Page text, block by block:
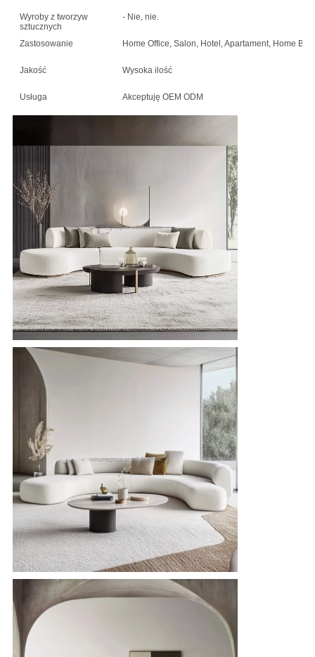
Wyroby z tworzyw
sztucznych
- Nie, nie.
Zastosowanie Home Office, Salon, Hotel, Apartament, Home
Jakość Wysoka ilość
Usługa Akceptuję OEM ODM